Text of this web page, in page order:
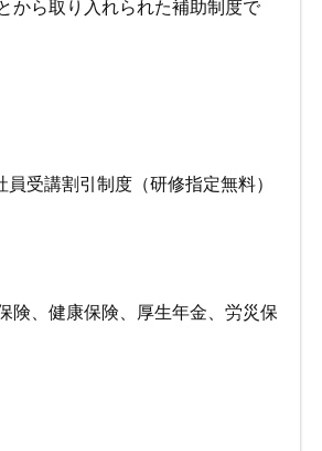
から取り入れられた補助制度で
員受講割引制度（研修指定無料）
険、健康保険、厚生年金、労災保